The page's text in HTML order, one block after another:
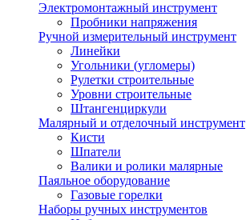
Электромонтажный инструмент
Пробники напряжения
Ручной измерительный инструмент
Линейки
Угольники (угломеры)
Рулетки строительные
Уровни строительные
Штангенциркули
Малярный и отделочный инструмент
Кисти
Шпатели
Валики и ролики малярные
Паяльное оборудование
Газовые горелки
Наборы ручных инструментов